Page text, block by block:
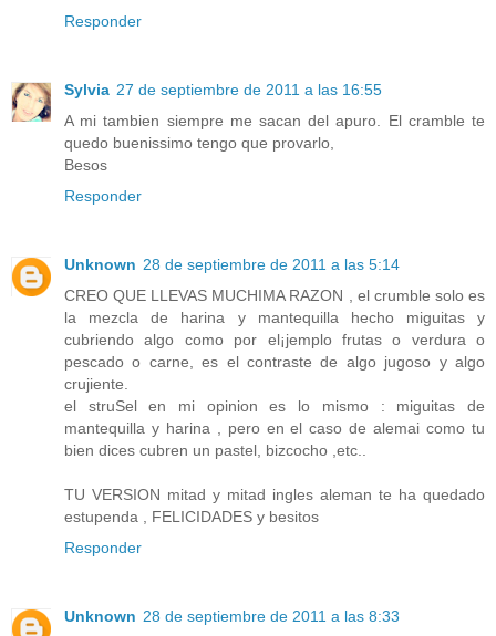
Responder
Sylvia 27 de septiembre de 2011 a las 16:55
A mi tambien siempre me sacan del apuro. El cramble te
quedo buenissimo tengo que provarlo,
Besos
Responder
Unknown 28 de septiembre de 2011 a las 5:14
CREO QUE LLEVAS MUCHIMA RAZON , el crumble solo es
la mezcla de harina y mantequilla hecho miguitas y
cubriendo algo como por el¡jemplo frutas o verdura o
pescado o carne, es el contraste de algo jugoso y algo
crujiente.
el struSel en mi opinion es lo mismo : miguitas de
mantequilla y harina , pero en el caso de alemai como tu
bien dices cubren un pastel, bizcocho ,etc..
TU VERSION mitad y mitad ingles aleman te ha quedado
estupenda , FELICIDADES y besitos
Responder
Unknown 28 de septiembre de 2011 a las 8:33